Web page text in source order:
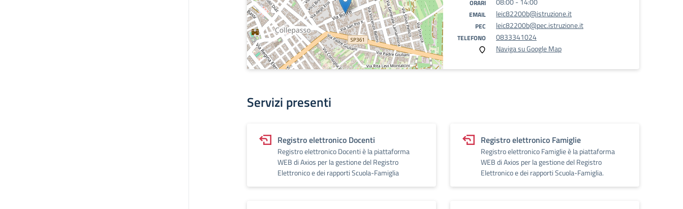
ORARI
EMAIL leic82200b@istruzione.it
PEC leic82200b@pec.istruzione.it
TELEFONO
0833341024
Naviga su Google Map
Servizi presenti
Registro elettronico Docenti
Registro elettronico Docenti è la piattaforma
WEB di Axios per la gestione del Registro
Elettronico e dei rapporti Scuola-Famiglia
Registro elettronico Famiglie
Registro elettronico Famiglie è la piattaforma
WEB di Axios per la gestione del Registro
Elettronico e dei rapporti Scuola-Famiglia.